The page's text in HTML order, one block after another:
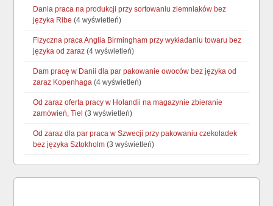
Dania praca na produkcji przy sortowaniu ziemniaków bez
języka Ribe (4 wyświetleń)
Fizyczna praca Anglia Birmingham przy wykładaniu towaru bez
języka od zaraz (4 wyświetleń)
Dam pracę w Danii dla par pakowanie owoców bez języka od
zaraz Kopenhaga (4 wyświetleń)
Od zaraz oferta pracy w Holandii na magazynie zbieranie
zamówień, Tiel (3 wyświetleń)
Od zaraz dla par praca w Szwecji przy pakowaniu czekoladek
bez języka Sztokholm (3 wyświetleń)